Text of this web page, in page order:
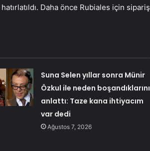
Daha önce Rubiales için sipariş
Suna Selen yıllar sonra Münir
Özkul ile neden boşandıklarını
anlattı: Taze kana ihtiyacım
var dedi
Ağustos 7, 2026